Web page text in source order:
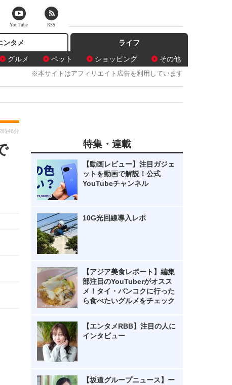
ンタメ
ライフ
グルメ
ペット ショッピング その他
※本サイトはアフィリエイト広告を利用しています
時46分
特集・連載
【動画レビュー】注目ガジェ
ットを動画で解説！公式
YouTubeチャンネル
10G光回線導入レポ
【アジア美食レポート】編集
部注目のYouTuberがオスス
メ！タイ・バンコクに行った
ら食べたいグルメをチェック
【エンタメRBB】注目の人に
インタビュー
【坂道グループニュース】ー
YouTube RSS